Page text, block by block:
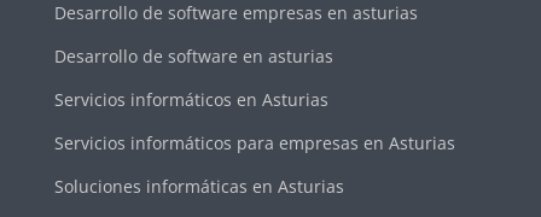
Desarrollo de software empresas en asturias
Desarrollo de software en asturias
Servicios informáticos en Asturias
Servicios informáticos para empresas en Asturias
Soluciones informáticas en Asturias